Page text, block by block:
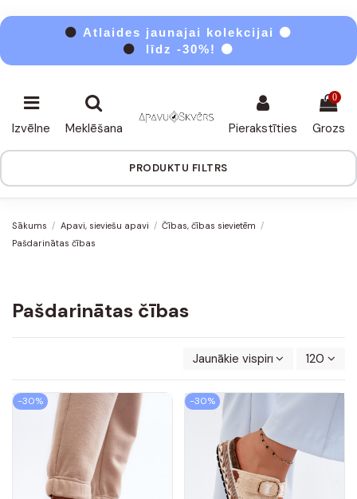
⚫ Atlaides jaunajai kolekcijai ⚫
⚫
līdz -30%! ⚫
Izvēlne Meklēšana Pierakstīties
0
Grozs
PRODUKTU FILTRS
Sākums Apavi, sieviešu apavi
Čības, čības sievietēm
Pašdarinātas čības
Pašdarinātas čības
Jaunākie vispirms 120
-30% -30%